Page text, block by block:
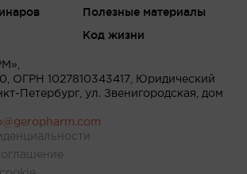
Полезные материалы
Код жизни
ОГРН 1027810343417, Юридический
Петербург, ул. Звенигородская, дом